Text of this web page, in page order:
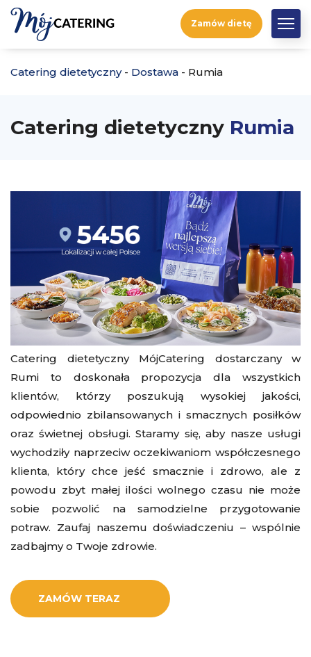
Zamów dietę
Catering dietetyczny- Dostawa - Rumia
Catering dietetyczny Rumia
Catering dietetyczny MójCatering dostarczany w
Rumi to doskonała propozycja dla wszystkich
klientów, którzy poszukują wysokiej jakości,
odpowiednio zbilansowanych i smacznych posiłków
oraz świetnej obsługi. Staramy się, aby nasze usługi
wychodziły naprzeciw oczekiwaniom współczesnego
klienta, który chce jeść smacznie i zdrowo, ale z
powodu zbyt małej ilości wolnego czasu nie może
sobie pozwolić na samodzielne przygotowanie
potraw. Zaufaj naszemu doświadczeniu – wspólnie
zadbajmy o Twoje zdrowie.
ZAMÓW TERAZ